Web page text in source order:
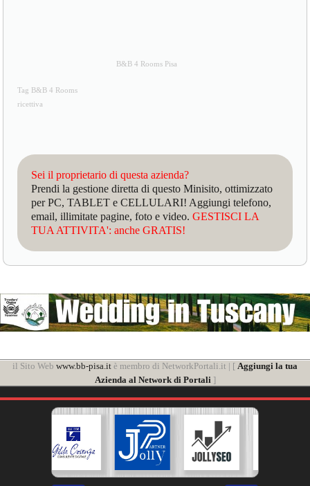
B&B 4 Rooms Pisa
Tag B&B 4 Rooms
ricettiva
Sei il proprietario di questa azienda?
Prendi la gestione diretta di questo Minisito, ottimizzato
per PC, TABLET e CELLULARI! Aggiungi telefono,
email, illimitate pagine, foto e video.GESTISCI LA
TUA ATTIVITA': anche GRATIS!
il Sito Web www.bb-pisa.it è membro di NetworkPortali.it | [ Aggiungi la tua
Azienda al Network di Portali]